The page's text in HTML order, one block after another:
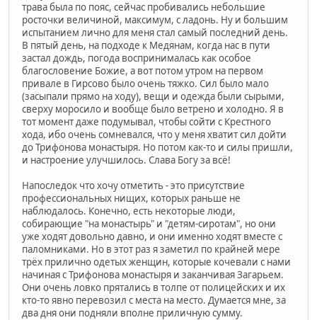
трава была по пояс, сейчас пробивались небольшие
росточки величиной, максимум, с ладонь. Ну и большим
испытанием лично для меня стал самый последний день.
В пятый день, на подходе к Медянам, когда нас в пути
застал дождь, погода воспринималась как особое
благословение Божие, а вот потом утром на первом
привале в Гирсово было очень тяжко. Сил было мало
(засыпали прямо на ходу), вещи и одежда были сырыми,
сверху моросило и вообще было ветрено и холодно. Я в
тот момент даже подумывал, чтобы сойти с Крестного
хода, ибо очень сомневался, что у меня хватит сил дойти
до Трифонова монастыря. Но потом как-то и силы пришли,
и настроение улучшилось. Слава Богу за всё!
Напоследок что хочу отметить - это присутствие
профессиональных нищих, которых раньше не
наблюдалось. Конечно, есть некоторые люди,
собирающие "на монастырь" и "детям-сиротам", но они
уже ходят довольно давно, и они именно ходят вместе с
паломниками. Но в этот раз я заметил по крайней мере
трёх прилично одетых женщин, которые кочевали с нами
начиная с Трифонова монастыря и заканчивая Загарьем.
Они очень ловко прятались в толпе от полицейских и их
кто-то явно перевозил с места на место. Думается мне, за
два дня они подняли вполне приличную сумму.